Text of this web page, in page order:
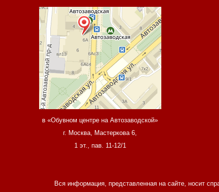
в «Обувном центре на Автозаводской»
г. Москва, Мастеркова 6,
1 эт., пав. 11-12/1
Вся информация, представленная на сайте, носит